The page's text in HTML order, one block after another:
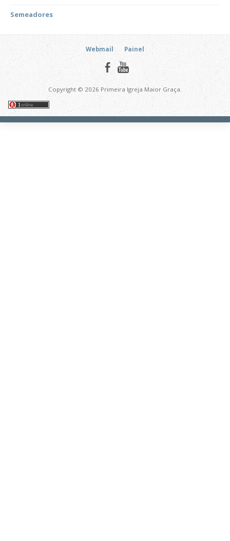
Semeadores
Webmail Painel
Copyright © 2026 Primeira Igreja Maior Graça.